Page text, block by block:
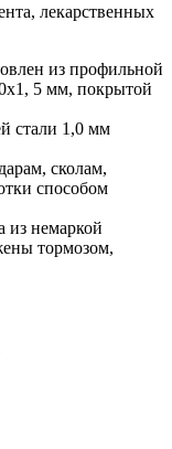
лекарственных
из профильной
5 мм, покрытой
стали 1,0 мм
сколам,
способом
из немаркой
тормозом,